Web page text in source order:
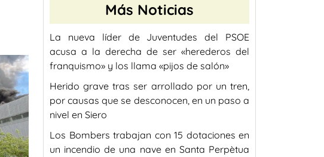
Más Noticias
La nueva líder de Juventudes del PSOE
acusa a la derecha de ser «herederos del
franquismo» y los llama «pijos de salón»
Herido grave tras ser arrollado por un tren,
por causas que se desconocen, en un paso a
nivel en Siero
Los Bombers trabajan con 15 dotaciones en
un incendio de una nave en Santa Perpètua